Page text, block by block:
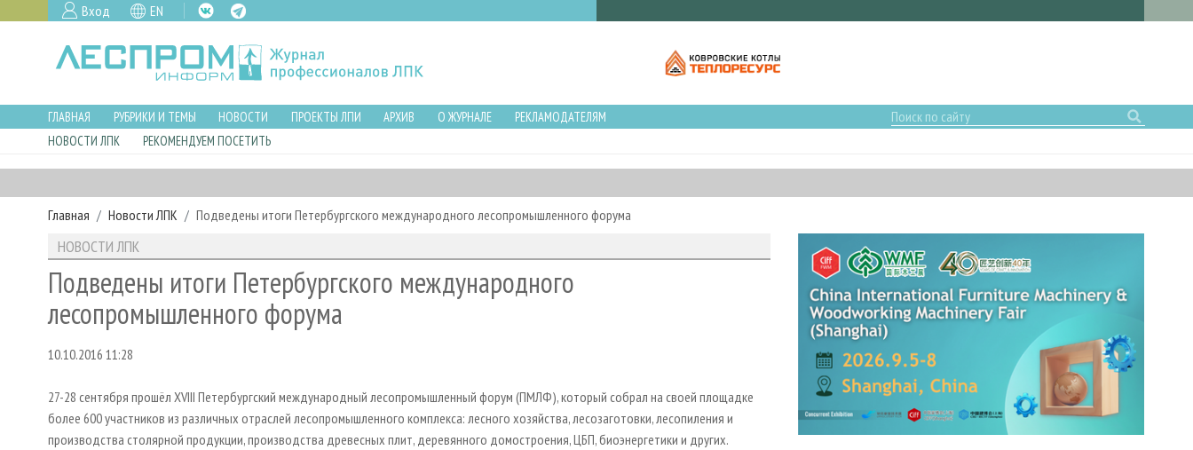
Вход EN
ГЛАВНАЯ РУБРИКИ И ТЕМЫ НОВОСТИ ПРОЕКТЫ ЛПИ АРХИВ О ЖУРНАЛЕ
РЕКЛАМОДАТЕЛЯМ
НОВОСТИ ЛПК
РЕКОМЕНДУЕМ ПОСЕТИТЬ
Главная Новости ЛПК Подведены итоги Петербургского международного лесопромышленного форума
НОВОСТИ ЛПК
Подведены итоги Петербургского международного
лесопромышленного форума
10.10.2016 11:28
27-28 сентября прошёл XVIII Петербургский международный лесопромышленный форум (ПМЛФ), который собрал на своей площадке
более 600 участников из различных отраслей лесопромышленного комплекса: лесного хозяйства, лесозаготовки, лесопиления и
производства столярной продукции, производства древесных плит, деревянного домостроения, ЦБП, биоэнергетики и других.